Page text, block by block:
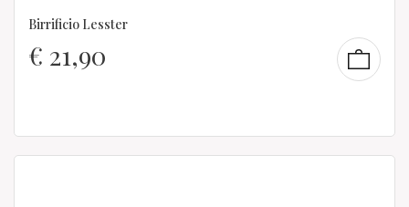
Birrificio Lesster
€ 21,90